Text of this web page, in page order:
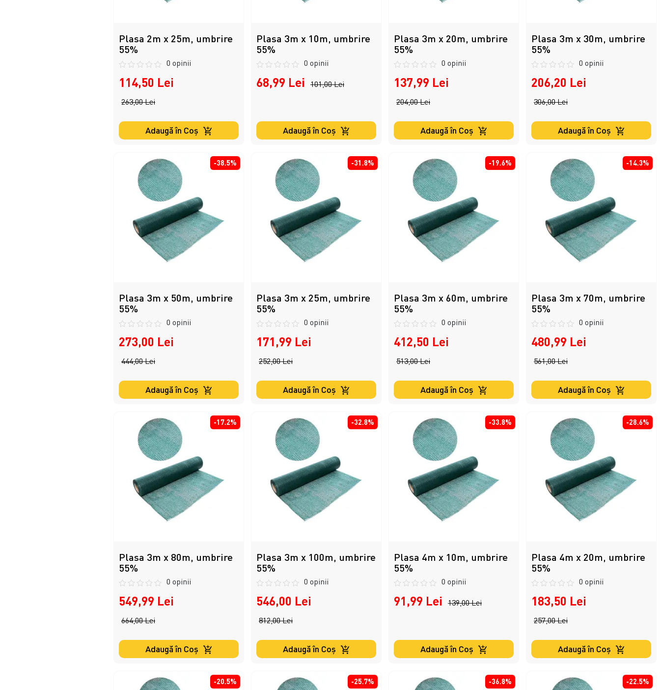
Plasa 2m x 25m, umbrire
55%
0 opinii
114,50 Lei
263,00 Lei
Adaugă în Coş
Plasa 3m x 10m, umbrire
55%
0 opinii
68,99 Lei 101,00 Lei
Adaugă în Coş
Plasa 3m x 20m, umbrire
55%
0 opinii
137,99 Lei
204,00 Lei
Adaugă în Coş
Plasa 3m x 30m, umbrire
55%
0 opinii
206,20 Lei
306,00 Lei
Adaugă în Coş
-38.5%
Plasa 3m x 50m, umbrire
55%
0 opinii
273,00 Lei
444,00 Lei
Adaugă în Coş
-31.8%
Plasa 3m x 25m, umbrire
55%
0 opinii
171,99 Lei
252,00 Lei
Adaugă în Coş
-19.6%
Plasa 3m x 60m, umbrire
55%
0 opinii
412,50 Lei
513,00 Lei
Adaugă în Coş
-14.3%
Plasa 3m x 70m, umbrire
55%
0 opinii
480,99 Lei
561,00 Lei
Adaugă în Coş
-17.2%
Plasa 3m x 80m, umbrire
55%
0 opinii
549,99 Lei
664,00 Lei
Adaugă în Coş
-32.8%
Plasa 3m x 100m, umbrire
55%
0 opinii
546,00 Lei
812,00 Lei
Adaugă în Coş
-33.8%
Plasa 4m x 10m, umbrire
55%
0 opinii
91,99 Lei 139,00 Lei
Adaugă în Coş
-28.6%
Plasa 4m x 20m, umbrire
55%
0 opinii
183,50 Lei
257,00 Lei
Adaugă în Coş
-20.5% -25.7% -36.8% -22.5%